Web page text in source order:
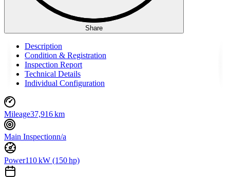
Share
Description
Condition & Registration
Inspection Report
Technical Details
Individual Configuration
Mileage37,916 km
Main Inspectionn/a
Power110 kW (150 hp)